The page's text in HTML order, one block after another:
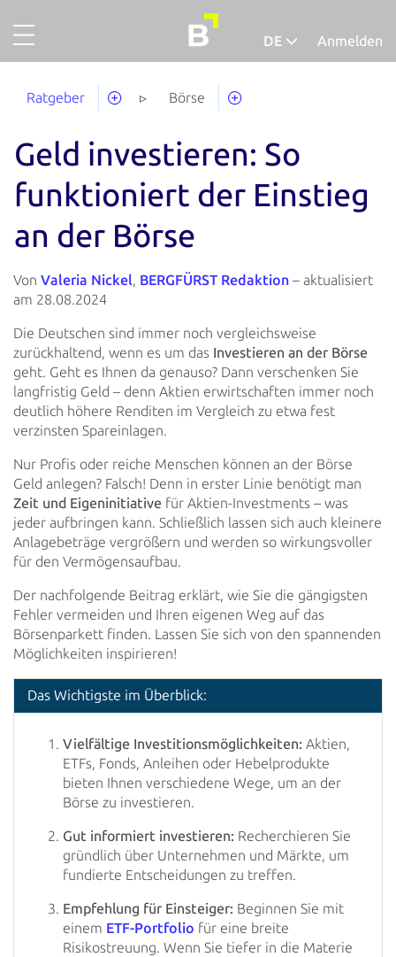
Finanzieren
Über uns
So funktionierts
Abgeschlossene Projekte
Ausfallquote
Ratgeber
DE Anmelden
Ratgeber Börse
Geld investieren: So
funktioniert der Einstieg
an der Börse
Von Valeria Nickel, BERGFÜRST Redaktion – aktualisiert
am 28.08.2024
Die Deutschen sind immer noch vergleichsweise
zurückhaltend, wenn es um das Investieren an der Börse
geht. Geht es Ihnen da genauso? Dann verschenken Sie
langfristig Geld – denn Aktien erwirtschaften immer noch
deutlich höhere Renditen im Vergleich zu etwa fest
verzinsten Spareinlagen.
Nur Profis oder reiche Menschen können an der Börse
Geld anlegen? Falsch! Denn in erster Linie benötigt man
Zeit und Eigeninitiative für Aktien-Investments – was
jeder aufbringen kann. Schließlich lassen sich auch kleinere
Anlagebeträge vergrößern und werden so wirkungsvoller
für den Vermögensaufbau.
Der nachfolgende Beitrag erklärt, wie Sie die gängigsten
Fehler vermeiden und Ihren eigenen Weg auf das
Börsenparkett finden. Lassen Sie sich von den spannenden
Möglichkeiten inspirieren!
Das Wichtigste im Überblick:
Vielfältige Investitionsmöglichkeiten: Aktien,
ETFs, Fonds, Anleihen oder Hebelprodukte
bieten Ihnen verschiedene Wege, um an der
Börse zu investieren.
Gut informiert investieren: Recherchieren Sie
gründlich über Unternehmen und Märkte, um
fundierte Entscheidungen zu treffen.
Empfehlung für Einsteiger: Beginnen Sie mit
einem ETF-Portfolio für eine breite
Risikostreuung. Wenn Sie tiefer in die Materie